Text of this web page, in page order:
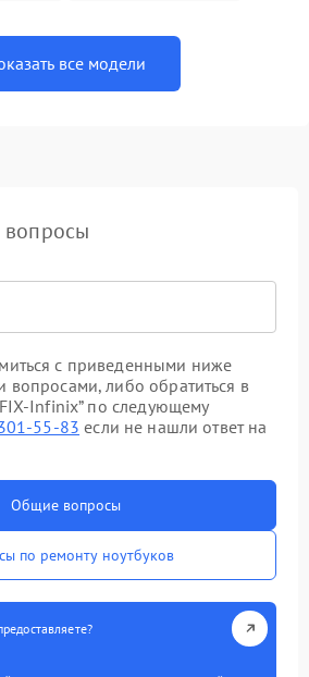
все модели
вопросы
с приведенными ниже
вопросами, либо обратиться в
Infinix” по следующему
55-83 если не нашли ответ на
Общие вопросы
по ремонту ноутбуков